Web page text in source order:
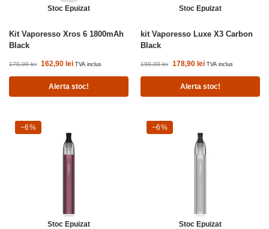
Stoc Epuizat
Kit Vaporesso Xros 6 1800mAh
Black
170,00lei 162,90 lei TVA inclus
Alerta stoc!
Stoc Epuizat
kit Vaporesso Luxe X3 Carbon
Black
190,00lei 178,90 lei TVA inclus
Alerta stoc!
-6%
Stoc Epuizat
−6% -6%
Stoc Epuizat
−6%